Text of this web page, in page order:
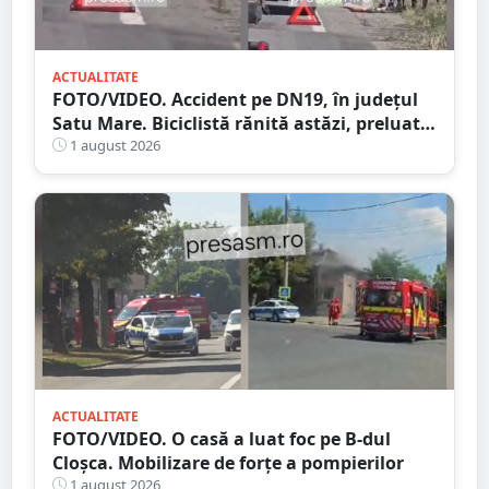
ACTUALITATE
FOTO/VIDEO. Accident pe DN19, în județul
Satu Mare. Biciclistă rănită astăzi, preluată
de Ambulanță
1 august 2026
ACTUALITATE
FOTO/VIDEO. O casă a luat foc pe B-dul
Cloșca. Mobilizare de forțe a pompierilor
1 august 2026